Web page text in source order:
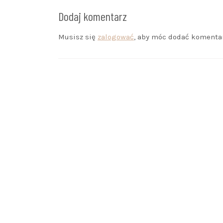
Dodaj komentarz
Musisz się zalogować, aby móc dodać